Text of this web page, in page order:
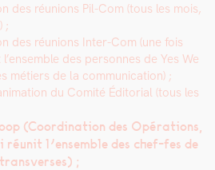
des réu­nions Pil-Com (tous les mois,
;
des réu­nions Inter-Com (une fois
des per­son­nes de Yes We
métiers de la com­mu­ni­ca­tion) ;
du Comité Édi­to­r­i­al (tous les
(Coor­di­na­tion des Opéra­tions,
l’ensemble des chef-fes de
;